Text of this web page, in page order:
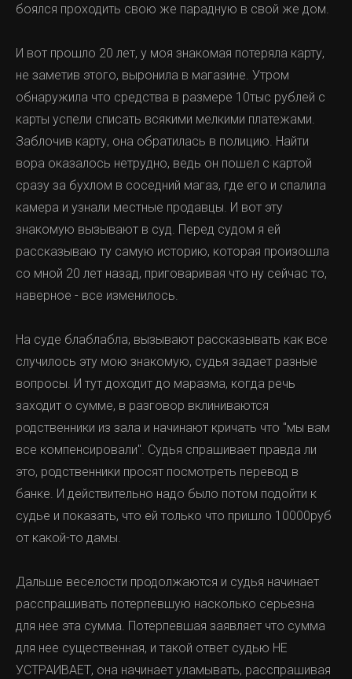
боялся проходить свою же парадную в свой же дом.
И вот прошло 20 лет, у моя знакомая потеряла карту,
не заметив этого, выронила в магазине. Утром
обнаружила что средства в размере 10тыс рублей с
карты успели списать всякими мелкими платежами.
Заблочив карту, она обратилась в полицию. Найти
вора оказалось нетрудно, ведь он пошел с картой
сразу за бухлом в соседний магаз, где его и спалила
камера и узнали местные продавцы. И вот эту
знакомую вызывают в суд. Перед судом я ей
рассказываю ту самую историю, которая произошла
со мной 20 лет назад, приговаривая что ну сейчас то,
наверное - все изменилось.
На суде блаблабла, вызывают рассказывать как все
случилось эту мою знакомую, судья задает разные
вопросы. И тут доходит до маразма, когда речь
заходит о сумме, в разговор вклиниваются
родственники из зала и начинают кричать что "мы вам
все компенсировали". Судья спрашивает правда ли
это, родственники просят посмотреть перевод в
банке. И действительно надо было потом подойти к
судье и показать, что ей только что пришло 10000руб
от какой-то дамы.
Дальше веселости продолжаются и судья начинает
расспрашивать потерпевшую насколько серьезна
для нее эта сумма. Потерпевшая заявляет что сумма
для нее существенная, и такой ответ судью НЕ
УСТРАИВАЕТ, она начинает уламывать, расспрашивая